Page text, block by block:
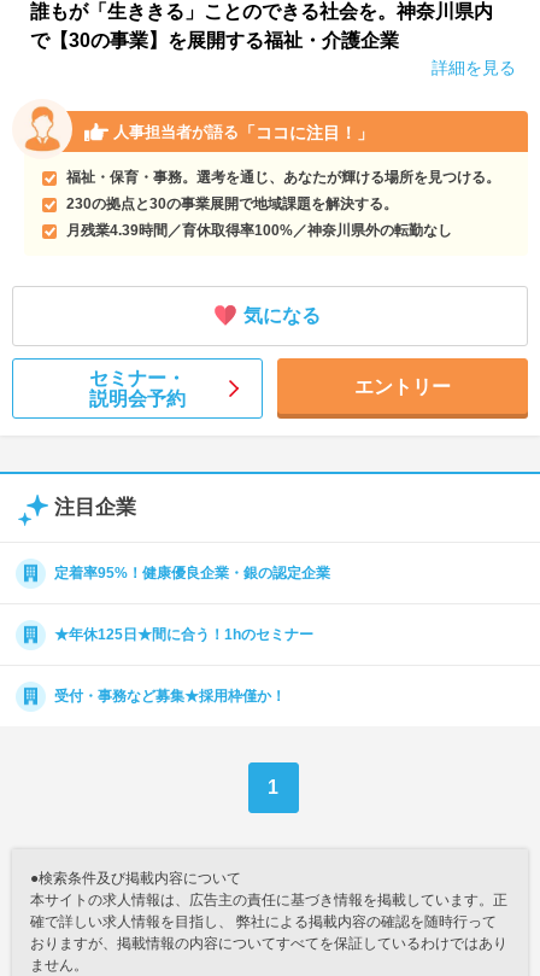
誰もが「生ききる」ことのできる社会を。神奈川県内
で【30の事業】を展開する福祉・介護企業
詳細を見る
人事担当者が語る 「ココに注目！」
福祉・保育・事務。選考を通じ、あなたが輝ける場所を見つける。
230の拠点と30の事業展開で地域課題を解決する。
月残業4.39時間／育休取得率100%／神奈川県外の転勤なし
気になる
セミナー・
説明会予約
エントリー
注目企業
定着率95%！健康優良企業・銀の認定企業
★年休125日★間に合う！1hのセミナー
受付・事務など募集★採用枠僅か！
1
●検索条件及び掲載内容について
本サイトの求人情報は、広告主の責任に基づき情報を掲載しています。正
確で詳しい求人情報を目指し、 弊社による掲載内容の確認を随時行って
おりますが、掲載情報の内容についてすべてを保証しているわけではあり
ません。